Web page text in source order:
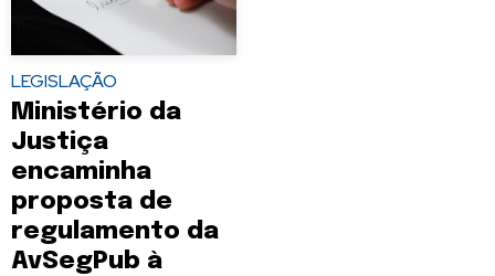
LEGISLAÇÃO
Ministério da
Justiça
encaminha
proposta de
regulamento da
AvSegPub à